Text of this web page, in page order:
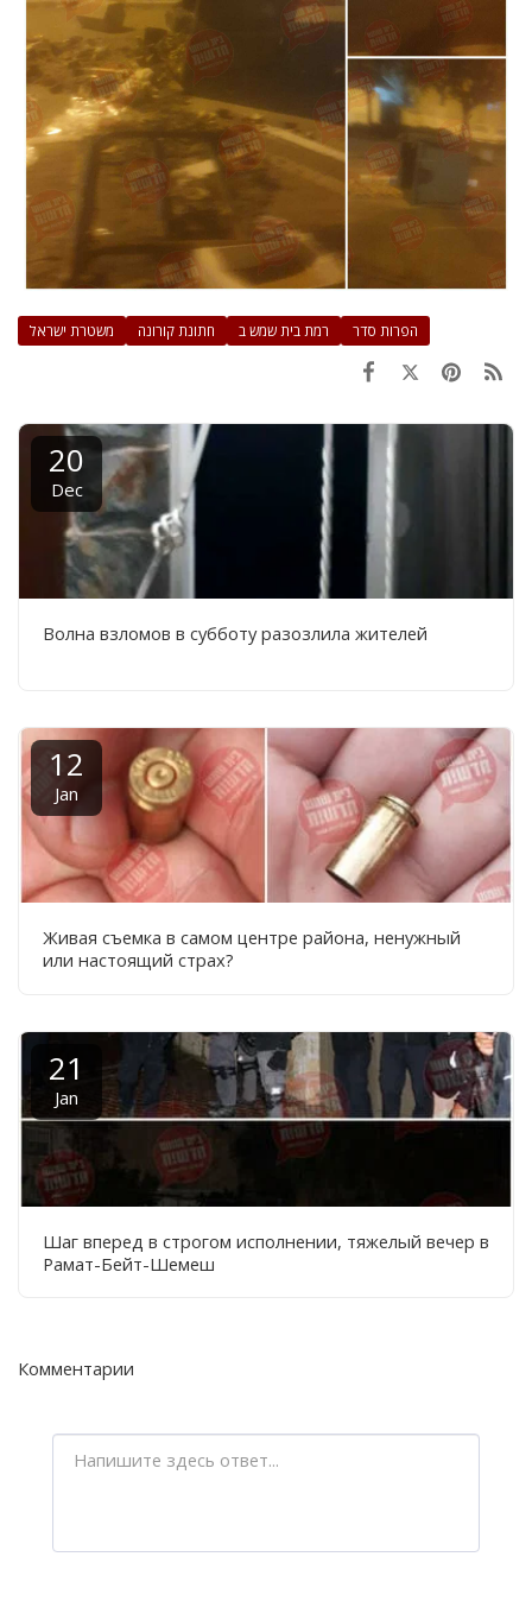
משטרת ישראל חתונת קורונה רמת בית שמש ב הפרות סדר
20
Dec
Волна взломов в субботу разозлила жителей
12
Jan
Живая съемка в самом центре района, ненужный
или настоящий страх?
21
Jan
Шаг вперед в строгом исполнении, тяжелый вечер в
Рамат-Бейт-Шемеш
Комментарии